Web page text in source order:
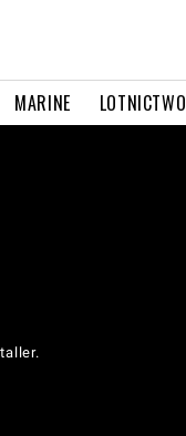
MARINE LOTNICTWO